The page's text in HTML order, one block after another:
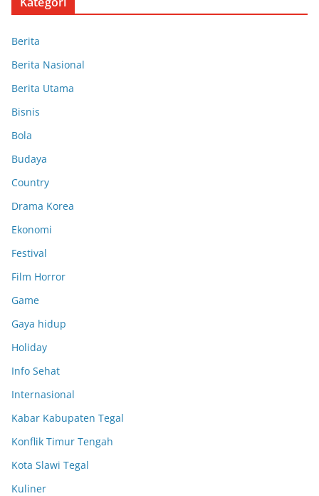
Berita
Berita Nasional
Berita Utama
Bisnis
Bola
Budaya
Country
Drama Korea
Ekonomi
Festival
Film Horror
Game
Gaya hidup
Holiday
Info Sehat
Internasional
Kabar Kabupaten Tegal
Konflik Timur Tengah
Kota Slawi Tegal
Kuliner